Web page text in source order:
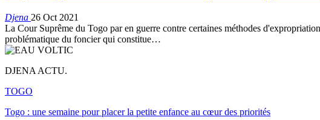
Djena 26 Oct 2021
La Cour Suprême du Togo par en guerre contre certaines méthodes
problématique du foncier qui constitue…
DJENA ACTU.
TOGO
Togo : une semaine pour placer la petite enfance au cœur des priorités